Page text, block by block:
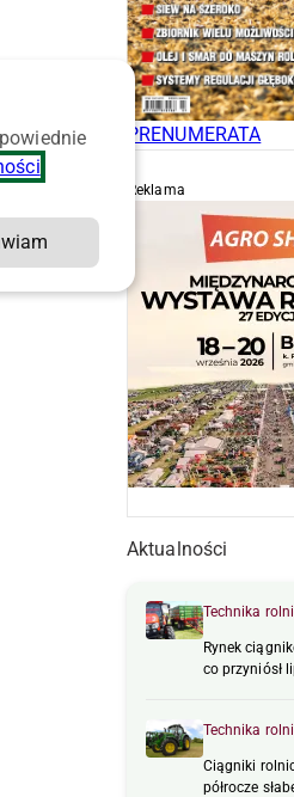
PRENUMERATA
Reklama
Aktualności
Technika
Rynek
co przyniósł
Technika
Ciągniki
półrocze